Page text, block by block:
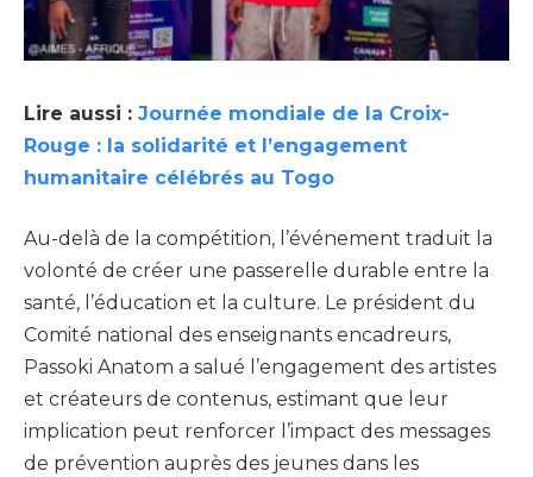
Lire aussi : Journée mondiale de la Croix-
Rouge : la solidarité et l’engagement
humanitaire célébrés au Togo
Au-delà de la compétition, l’événement traduit la
volonté de créer une passerelle durable entre la
santé, l’éducation et la culture. Le président du
Comité national des enseignants encadreurs,
Passoki Anatom a salué l’engagement des artistes
et créateurs de contenus, estimant que leur
implication peut renforcer l’impact des messages
de prévention auprès des jeunes dans les